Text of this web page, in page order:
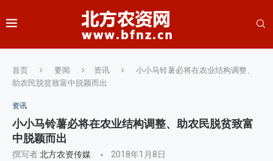
首页 要闻 资讯
小小马铃薯必将在农业结构调整、
助农民脱贫致富中脱颖而出
资讯
小小马铃薯必将在农业结构调整、助农民脱贫致富
中脱颖而出
撰写者北方农资传媒 2018年1月8日